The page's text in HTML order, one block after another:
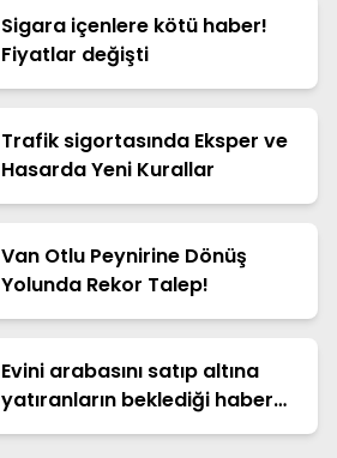
Sigara içenlere kötü haber!
Fiyatlar değişti
Trafik sigortasında Eksper ve
Hasarda Yeni Kurallar
Van Otlu Peynirine Dönüş
Yolunda Rekor Talep!
Evini arabasını satıp altına
yatıranların beklediği haber
geldi